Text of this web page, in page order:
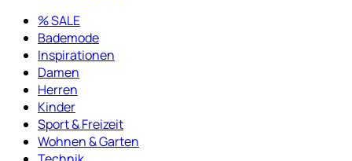
% SALE
Bademode
Inspirationen
Damen
Herren
Kinder
Sport & Freizeit
Wohnen & Garten